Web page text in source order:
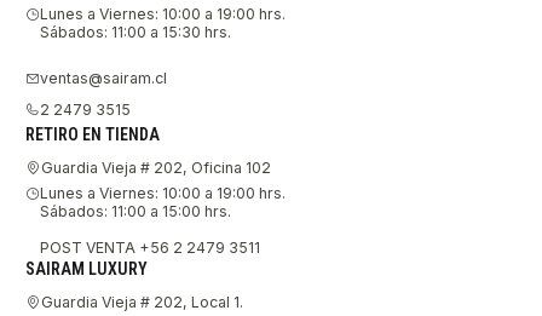
Lunes a Viernes: 10:00 a 19:00 hrs.
Sábados: 11:00 a 15:30 hrs.
ventas@sairam.cl
2 2479 3515
RETIRO EN TIENDA
Guardia Vieja # 202, Oficina 102
Lunes a Viernes: 10:00 a 19:00 hrs.
Sábados: 11:00 a 15:00 hrs.
POST VENTA +56 2 2479 3511
SAIRAM LUXURY
Guardia Vieja # 202, Local 1.